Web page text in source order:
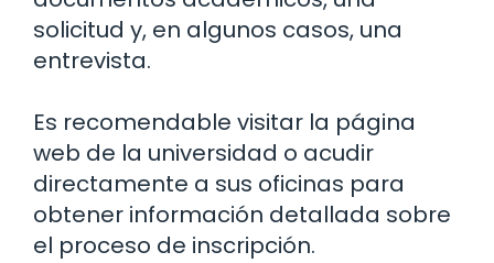
solicitud y, en algunos casos, una
entrevista.
Es recomendable visitar la página
web de la universidad o acudir
directamente a sus oficinas para
obtener información detallada sobre
el proceso de inscripción.